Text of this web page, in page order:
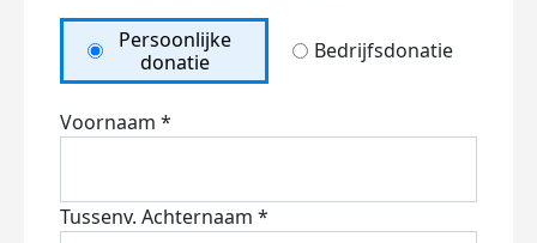
Persoonlijke
donatie
Bedrijfsdonatie
Voornaam *
Tussenv. Achternaam *